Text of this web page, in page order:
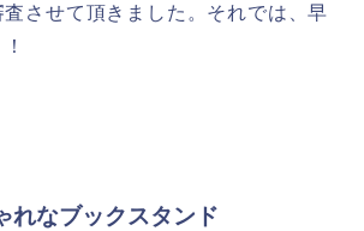
査させて頂きました。それでは、早
なブックスタンド